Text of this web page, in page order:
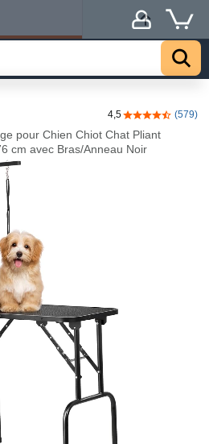
4,54,5 sur 5(579)
pour Chien Chiot Chat Pliant
cm avec Bras/Anneau Noir